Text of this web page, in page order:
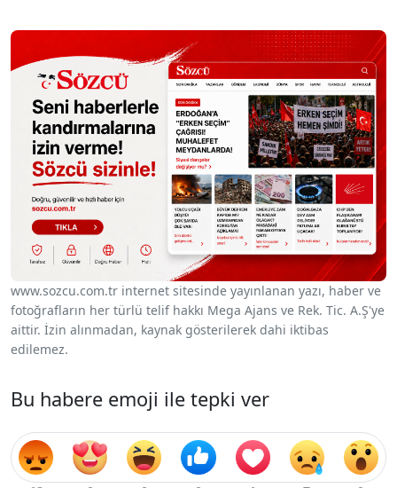
www.sozcu.com.tr internet sitesinde yayınlanan yazı, haber ve
fotoğrafların her türlü telif hakkı Mega Ajans ve Rek. Tic. A.Ş'ye
aittir. İzin alınmadan, kaynak gösterilerek dahi iktibas
edilemez.
Bu habere emoji ile tepki ver